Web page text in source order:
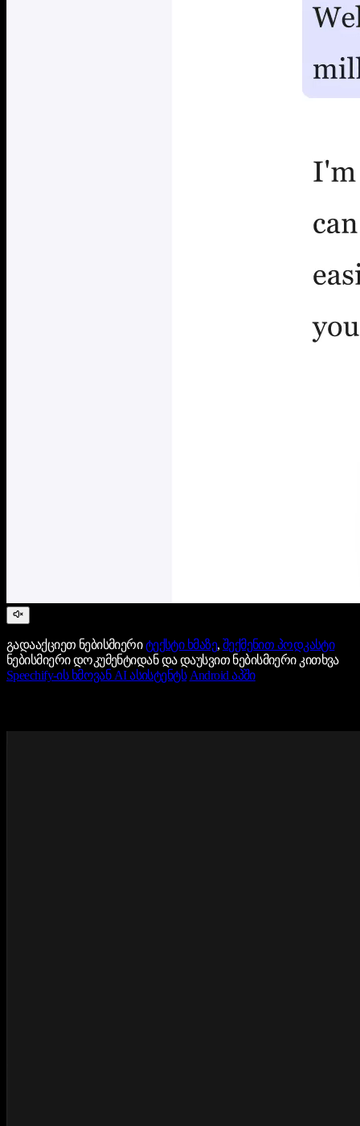
გადააქციეთ ნებისმიერიტექსტი ხმაზე, შექმენით პოდკასტი
ნებისმიერი დოკუმენტიდან და დაუსვით ნებისმიერი კითხვა
Speechify-ის ხმოვან AI ასისტენტს Android აპში